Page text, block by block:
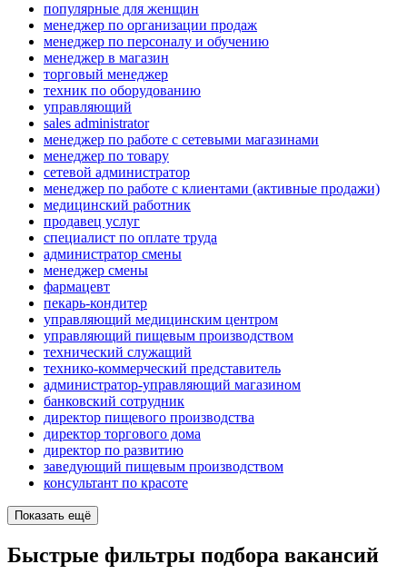
популярные для женщин
менеджер по организации продаж
менеджер по персоналу и обучению
менеджер в магазин
торговый менеджер
техник по оборудованию
управляющий
sales administrator
менеджер по работе с сетевыми магазинами
менеджер по товару
сетевой администратор
менеджер по работе с клиентами (активные продажи)
медицинский работник
продавец услуг
специалист по оплате труда
администратор смены
менеджер смены
фармацевт
пекарь-кондитер
управляющий медицинским центром
управляющий пищевым производством
технический служащий
технико-коммерческий представитель
администратор-управляющий магазином
банковский сотрудник
директор пищевого производства
директор торгового дома
директор по развитию
заведующий пищевым производством
консультант по красоте
Показать ещё
Быстрые фильтры подбора вакансий